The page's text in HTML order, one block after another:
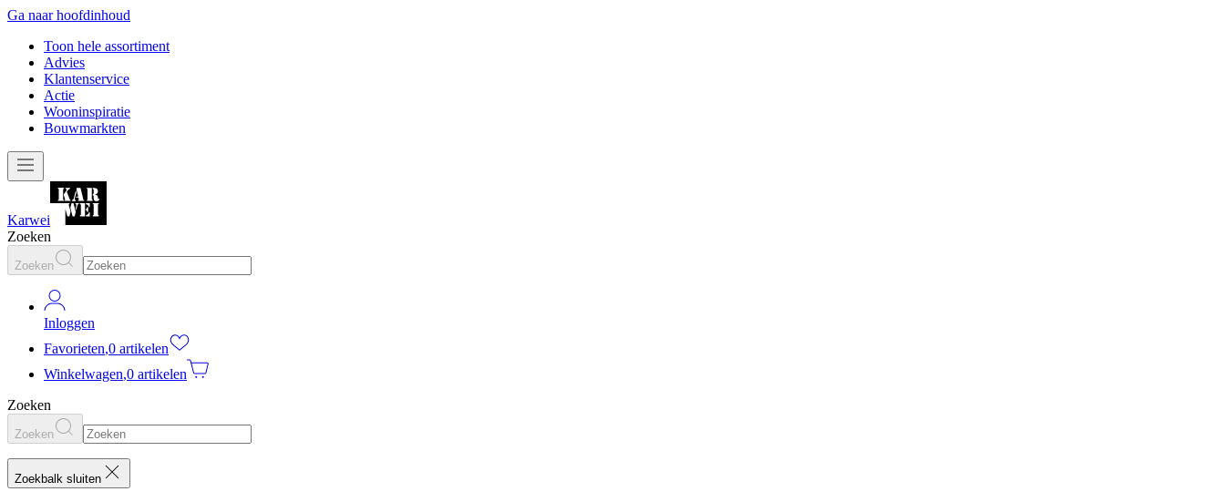
Ga naar hoofdinhoud
Toon hele assortiment
Advies
Klantenservice
Actie
Wooninspiratie
Bouwmarkten
Karwei
Zoeken
Zoeken
Inloggen
Favorieten,0 artikelen
Winkelwagen,0 artikelen
Zoeken
Zoeken
Zoekbalk sluiten